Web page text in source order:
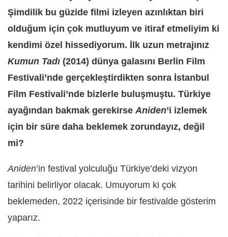
Şimdilik bu güzide filmi izleyen azınlıktan biri
olduğum için çok mutluyum ve itiraf etmeliyim ki
kendimi özel hissediyorum. İlk uzun metrajınız
Kumun Tadı (2014) dünya galasını Berlin Film
Festivali’nde gerçekleştirdikten sonra İstanbul
Film Festivali’nde bizlerle buluşmuştu. Türkiye
ayağından bakmak gerekirse Aniden’i izlemek
için bir süre daha beklemek zorundayız, değil
mi?
Aniden’in festival yolculuğu Türkiye’deki vizyon
tarihini belirliyor olacak. Umuyorum ki çok
beklemeden, 2022 içerisinde bir festivalde gösterim
yaparız.